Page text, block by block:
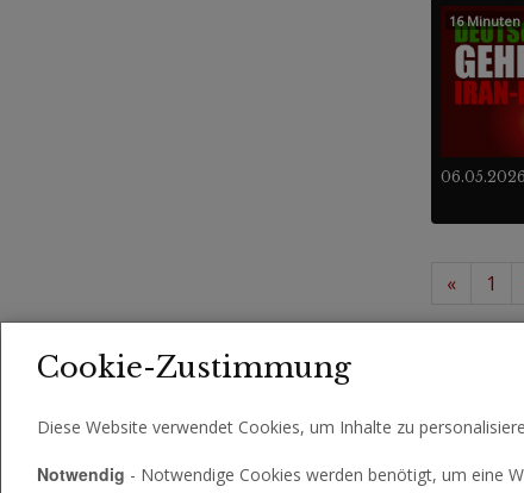
06.05.2026
16 Minuten
« 1
Cookie-Zustimmung
Diese Website verwendet Cookies, um Inhalte zu
Notwendig - Notwendige Cookies werden benötigt, um eine